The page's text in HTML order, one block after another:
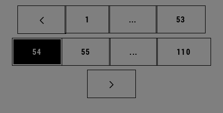
Página
1 ... Páginas intermedias
Página
53
Página
54 Página
55 ... Páginas intermedias
Página
110